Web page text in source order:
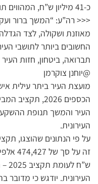
<<< רה”ע: “המשך ברור
מאוזנת ושקולה, לצד
החשובים ביותר לתושבי
תברואה, ביטחון, חזות
@יוחנן צוקרמן
מועצת העיר ביתר עילית
הכספים 2026,
העיר והמשך תנופת
העירונית.
העירונית. יודגש כי מדובר